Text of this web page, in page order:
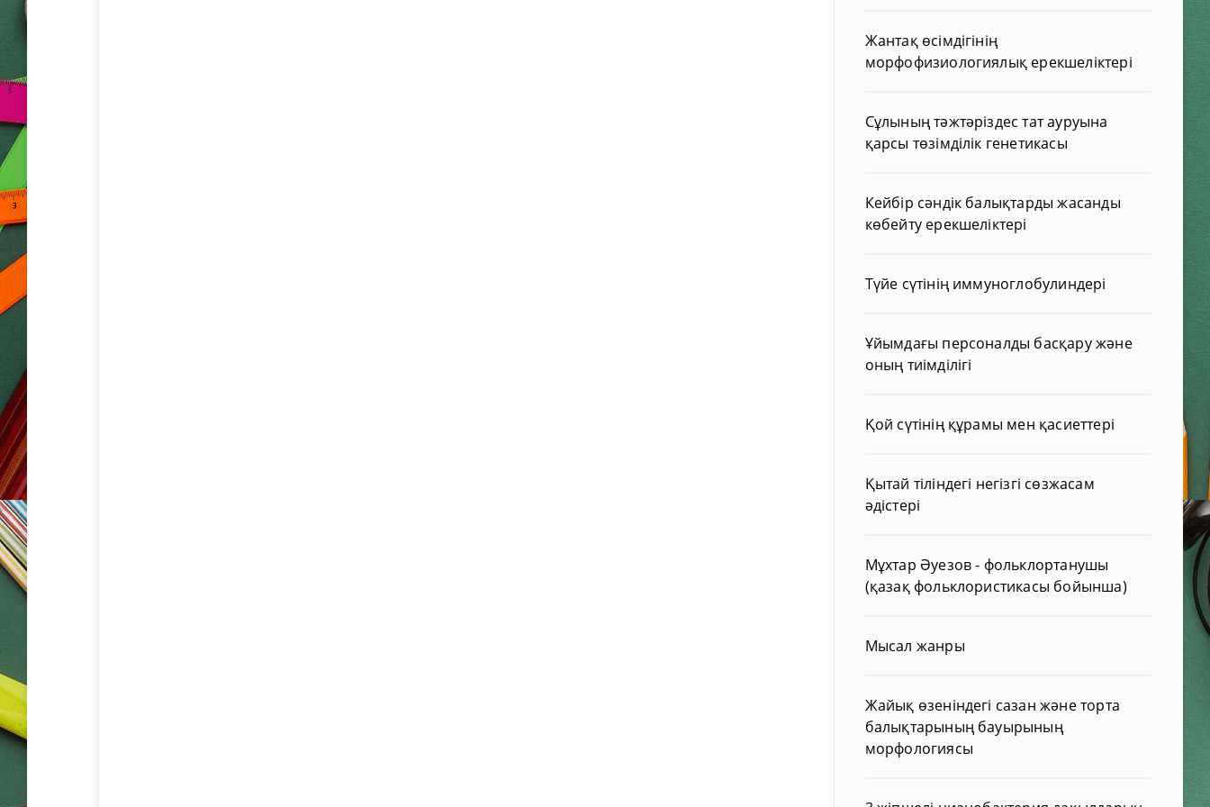
Жантақ өсімдігінің
морфофизиологиялық ерекшеліктері
Сұлының тәжтәріздес тат ауруына
қарсы төзімділік генетикасы
Кейбір сәндік балықтарды жасанды
көбейту ерекшеліктері
Түйе сүтінің иммуноглобулиндері
Ұйымдағы персоналды басқару және
оның тиімділігі
Қой сүтінің құрамы мен қасиеттері
Қытай тіліндегі негізгі сөзжасам
әдістері
Мұхтар Әуезов - фольклортанушы
(қазақ фольклористикасы бойынша)
Мысал жанры
Жайық өзеніндегі сазан және торта
балықтарының бауырының
морфологиясы